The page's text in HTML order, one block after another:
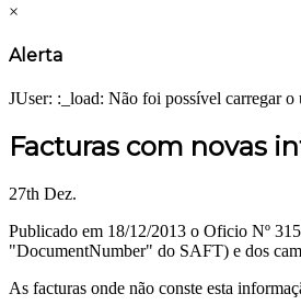
×
Alerta
JUser: :_load: Não foi possível carregar
Facturas com novas
27th Dez.
Publicado em 18/12/2013 o Oficio Nº
"DocumentNumber" do SAFT) e dos
As facturas onde não conste esta